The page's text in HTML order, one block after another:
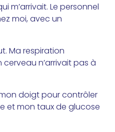
m’arrivait. Le personnel
moi, avec un
Ma respiration
n’arrivait pas à
doigt pour contrôler
et mon taux de glucose